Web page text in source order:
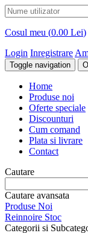
Cosul meu (0.00 Lei)
Login Inregistrare
Toggle navigation
Home
Produse noi
Oferte speciale
Discounturi
Cum comand
Plata si livrare
Contact
Cautare
Cautare avansata
Produse Noi
Reinnoire Stoc
Categorii si